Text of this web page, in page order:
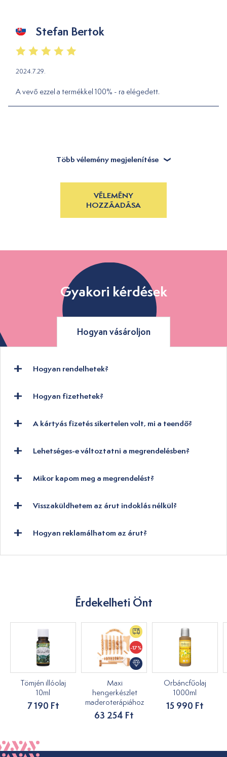
Stefan Bertok
2024.7.29.
A vevő ezzel a termékkel 100% - ra elégedett.
Több vélemény megjelenítése
VÉLEMÉNY
HOZZÁADÁSA
Gyakori kérdések
Hogyan vásároljon
Hogyan rendelhetek?
Hogyan fizethetek?
A kártyás fizetés sikertelen volt, mi a teendő?
Lehetséges-e változtatni a megrendelésben?
Mikor kapom meg a megrendelést?
Visszaküldhetem az árut indoklás nélkül?
Hogyan reklamálhatom az árut?
Érdekelheti Önt
Tömjén illóolaj
10ml
7 190 Ft
-17%
Maxi
hengerkészlet
maderoterápiához
63 254 Ft
Orbáncfűolaj
1000ml
15 990 Ft